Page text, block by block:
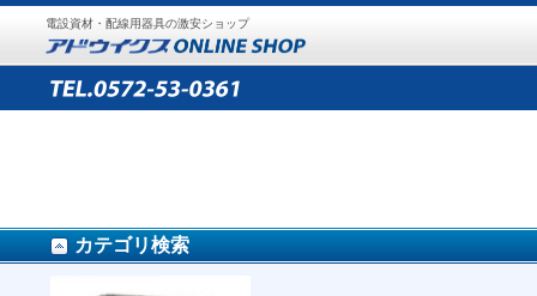
電設資材・配線用器具の激安ショップ
カテゴリ検索